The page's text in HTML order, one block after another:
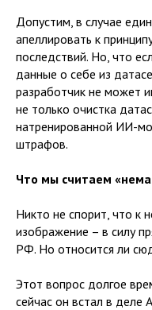
Допустим, в случае
апеллировать к
последствий. Но, что
данные о себе из
разработчик не может
не только очистка
натренированной ИИ-
штрафов.
Что мы считаем
Никто не спорит, что к
изображение – в силу
РФ. Но относится ли
Этот вопрос долгое
сейчас он встал в